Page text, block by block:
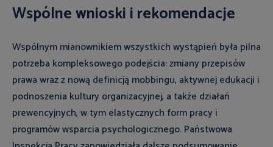
Wspólne wnioski i rekomendacje
Wspólnym mianownikiem wszystkich wystąpień była pilna
potrzeba kompleksowego podejścia: zmiany przepisów
prawa wraz z nową definicją mobbingu, aktywnej edukacji i
podnoszenia kultury organizacyjnej, a także działań
prewencyjnych, w tym elastycznych form pracy i
programów wsparcia psychologicznego. Państwowa